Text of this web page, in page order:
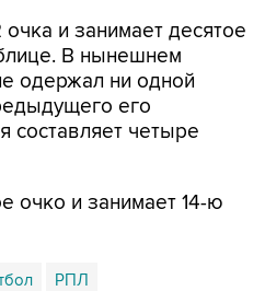
и занимает десятое
В нынешнем
одержал ни одной
его
составляет четыре
очко и занимает 14-ю
РПЛ